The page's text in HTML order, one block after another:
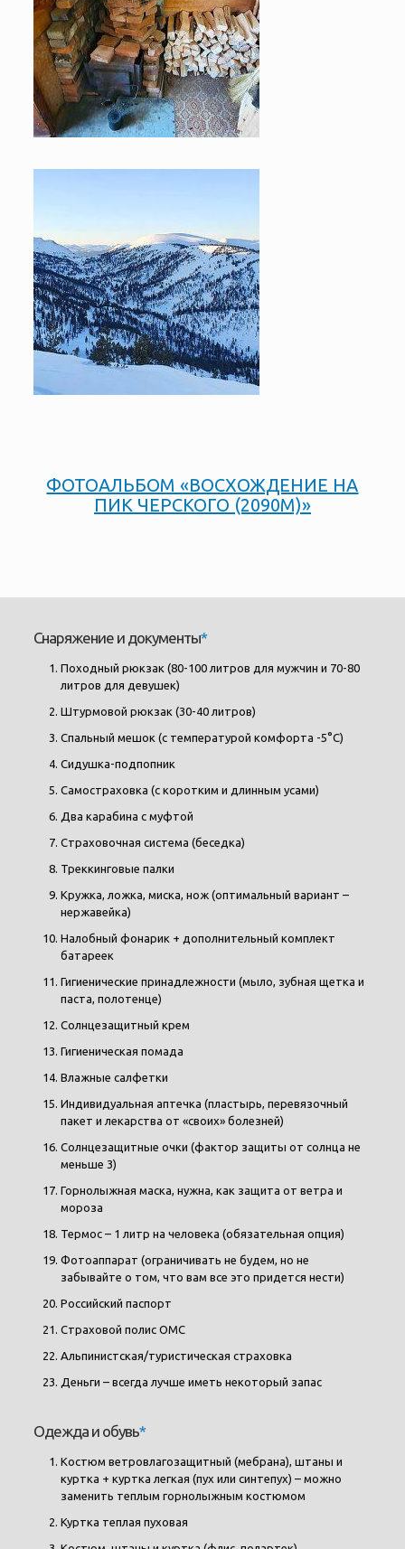
ФОТОАЛЬБОМ «ВОСХОЖДЕНИЕ НА
ПИК ЧЕРСКОГО (2090М)»
Снаряжение и документы*
Походный рюкзак (80-100 литров для мужчин и 70-80
литров для девушек)
Штурмовой рюкзак (30-40 литров)
Спальный мешок (с температурой комфорта -5°С)
Сидушка-подпопник
Самостраховка (с коротким и длинным усами)
Два карабина с муфтой
Страховочная система (беседка)
Треккинговые палки
Кружка, ложка, миска, нож (оптимальный вариант –
нержавейка)
Налобный фонарик + дополнительный комплект
батареек
Гигиенические принадлежности (мыло, зубная щетка и
паста, полотенце)
Солнцезащитный крем
Гигиеническая помада
Влажные салфетки
Индивидуальная аптечка (пластырь, перевязочный
пакет и лекарства от «своих» болезней)
Солнцезащитные очки (фактор защиты от солнца не
меньше 3)
Горнолыжная маска, нужна, как защита от ветра и
мороза
Термос – 1 литр на человека (обязательная опция)
Фотоаппарат (ограничивать не будем, но не
забывайте о том, что вам все это придется нести)
Российский паспорт
Страховой полис ОМС
Альпинистская/туристическая страховка
Деньги – всегда лучше иметь некоторый запас
Одежда и обувь*
Костюм ветровлагозащитный (мебрана), штаны и
куртка + куртка легкая (пух или синтепух) – можно
заменить теплым горнолыжным костюмом
Куртка теплая пуховая